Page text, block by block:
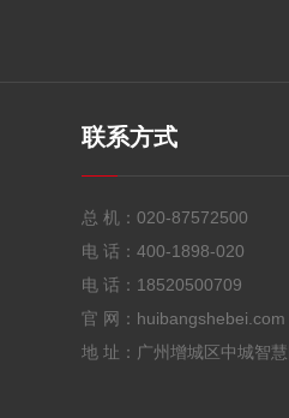
联系方式
总 机： 020-87572500
电 话： 400-1898-020
电 话： 18520500709
官 网：huibangshebei.com
地 址：广州增城区中城智